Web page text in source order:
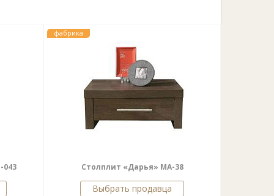
фабрика
Столплит «Дарья» МА-38
Выбрать продавца